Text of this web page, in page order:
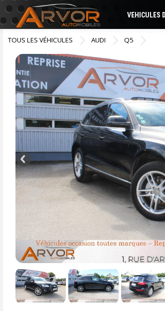
VEHICULES
TOUS LES VÉHICULES AUDI Q5